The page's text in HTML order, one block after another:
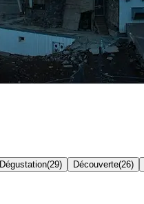
Dégustation(29) Découverte(26)